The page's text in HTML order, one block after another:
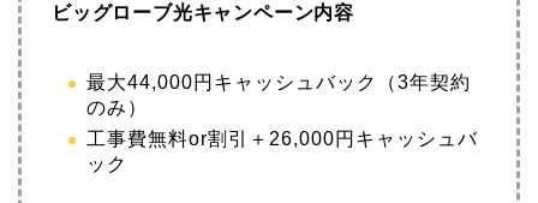
ビッグローブ光キャンペーン内容
最大44,000円キャッシュバック（3年契約
のみ）
工事費無料or割引＋26,000円キャッシュバ
ック